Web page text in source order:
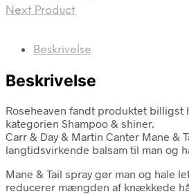
Next Product
Beskrivelse
Beskrivelse
Roseheaven fandt produktet billigst
kategorien Shampoo & shiner.
Carr & Day & Martin Canter Mane &
langtidsvirkende balsam til man og
Mane & Tail spray gør man og hale
reducerer mængden af knækkede